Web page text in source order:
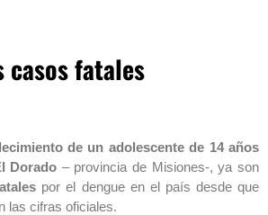
casos fatales
de un adolescente de 14 años
Dorado – provincia de Misiones-, ya son
por el dengue en el país desde que
las cifras oficiales.